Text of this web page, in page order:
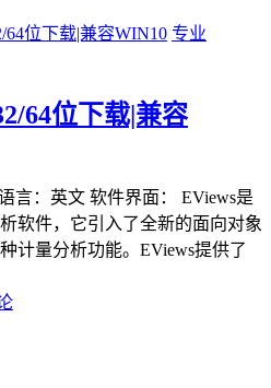
专业
64位下载|兼容
言：英文 软件界面： EViews是
软件，它引入了全新的面向对象
计量分析功能。EViews提供了